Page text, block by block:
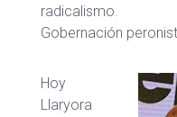
radicalismo.
Gobernación
Hoy
Llaryora